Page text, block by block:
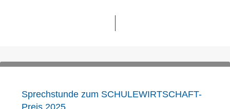
Sprechstunde zum SCHULEWIRTSCHAFT-
Preis 2025